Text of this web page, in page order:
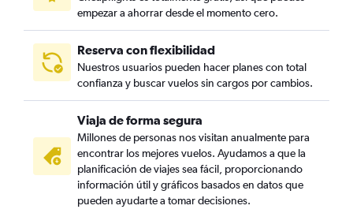
empezar a ahorrar desde el momento cero.
Reserva con flexibilidad
Nuestros usuarios pueden hacer planes con total
confianza y buscar vuelos sin cargos por cambios.
Viaja de forma segura
Millones de personas nos visitan anualmente para
encontrar los mejores vuelos. Ayudamos a que la
planificación de viajes sea fácil, proporcionando
información útil y gráficos basados en datos que
pueden ayudarte a tomar decisiones.